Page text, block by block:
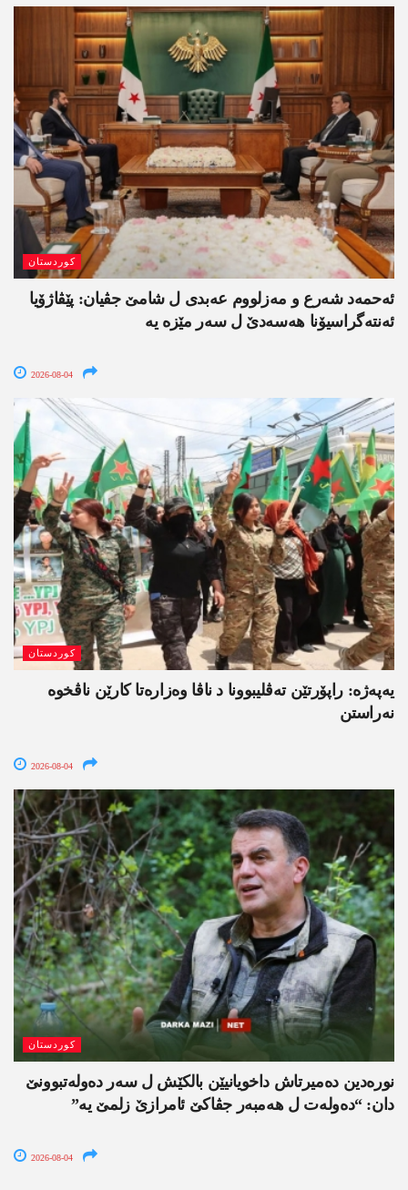
کوردستان
ئەحمەد شەرع و مەزلووم عەبدی ل شامێ جڤیان: پێڤاژۆیا
ئەنتەگراسیۆنا ھەسەدێ ل سەر مێزە یە
2026-08-04
کوردستان
یەپەژە: راپۆرتێن تەڤلیبوونا د ناڤا وەزارەتا کارێن ناڤخوە
نەراستن
2026-08-04
کوردستان
نورەدین دەمیرتاش داخویانیێن بالکێش ل سەر دەولەتبوونێ
دان: “دەولەت ل ھەمبەر جڤاکێ ئامرازێ زلمێ یە”
2026-08-04